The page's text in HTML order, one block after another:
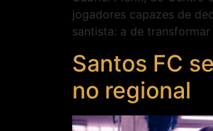
jogadores capazes de
santista: a de
Santos FC
no regional